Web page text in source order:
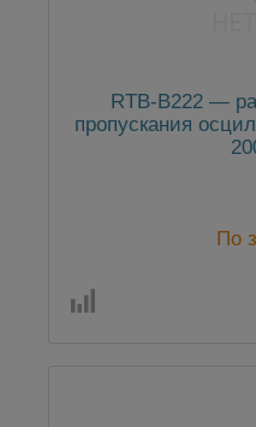
RTB-B222 —
пропускания
По